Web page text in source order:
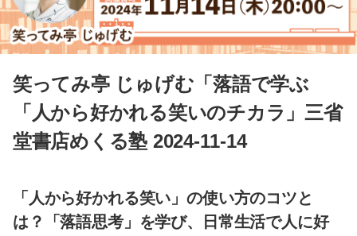
笑ってみ亭 じゅげむ「落語で学ぶ
「人から好かれる笑いのチカラ」三省
堂書店めくる塾 2024-11-14
「人から好かれる笑い」の使い方のコツと
は？「落語思考」を学び、日常生活で人に好